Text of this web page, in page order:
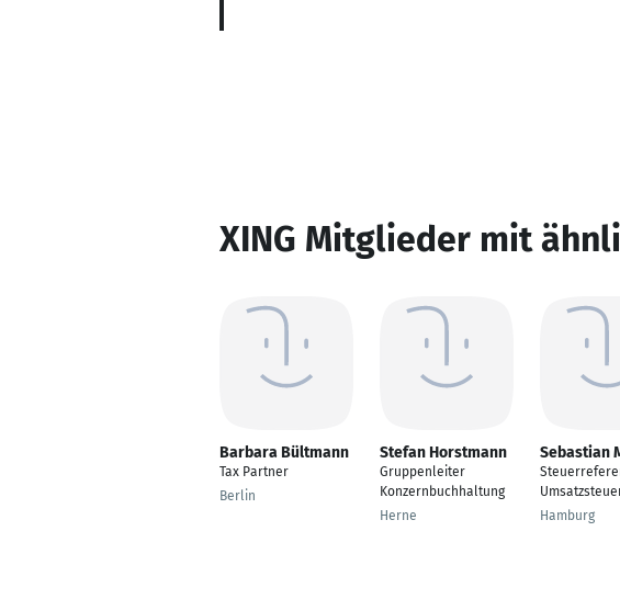
XING Mitglieder mit
Barbara Bültmann
Tax Partner
Berlin
Stefan Horstmann
Gruppenleiter
Konzernbuchhaltung
Herne
Sebastian
Hamburg